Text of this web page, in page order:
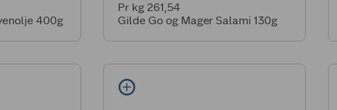
400g
Pr kg 261,54
Gilde Go og Mager Salami 130g